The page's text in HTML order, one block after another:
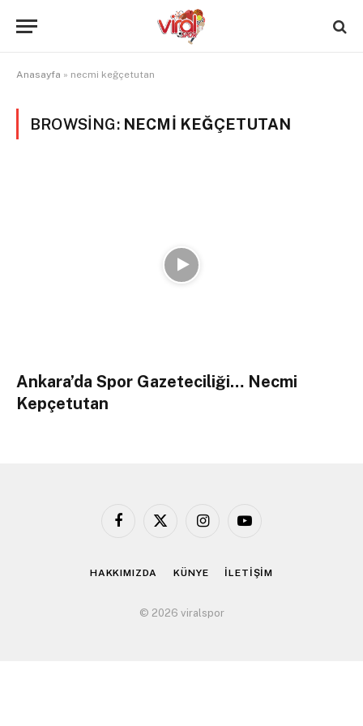
Anasayfa » necmi keğçetutan
BROWSING: NECMI KEĞÇETUTAN
Ankara’da Spor Gazeteciliği… Necmi
Kepçetutan
Facebook
X
InstagramYouTube
HAKKIMIZDA KÜNYE İLETİŞİM
© 2026 viralspor